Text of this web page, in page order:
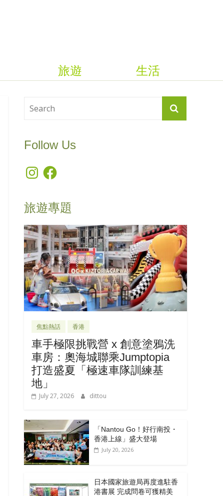
生活
旅遊
Follow Us
InstagramFacebook
旅遊專題
焦點熱話 香港
車手極限挑戰營 x 創意塗鴉洗
車房：奧海城聯乘Jumptopia
打造盛夏「極速車隊訓練基
地」
July 27, 2026 dittou
「Nantou Go！好行南投・
香港上線」盛大登場
July 20, 2026
日本國家旅遊局再度進駐香
港書展 完成問卷可獲精美